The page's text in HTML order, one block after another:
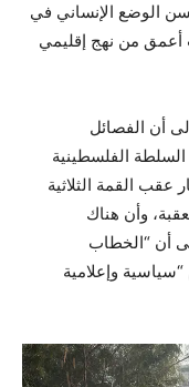
الوضع الإنساني في
من نهج إقليمي
أن الفصائل
الفلسطينية
عقب القمة الثلاثية
وأن هناك
أن “الخطاب
وإعلامية